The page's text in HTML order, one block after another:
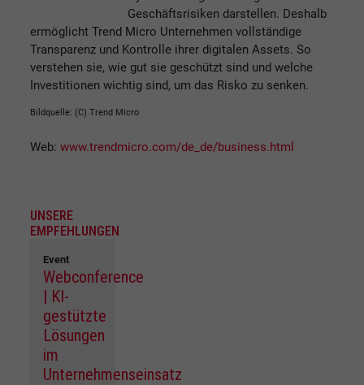
Geschäftsrisiken darstellen. Deshalb
ermöglicht Trend Micro Unternehmen vollständige
Transparenz und Kontrolle ihrer digitalen Assets. So
verstehen sie, wie gut sie geschützt sind und welche
Investitionen wichtig sind, um das Risko zu senken.
Bildquelle: (C) Trend Micro
Web: www.trendmicro.com/de_de/business.html
UNSERE
EMPFEHLUNGEN
Event
Webconference
| KI-
gestützte
Lösungen
im
Unternehmenseinsatz